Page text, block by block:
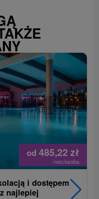
od 485,22 zł
/noc/osoba
i dostępem
najlepiej